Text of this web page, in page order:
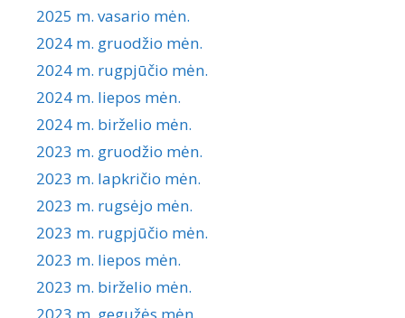
2025 m. vasario mėn.
2024 m. gruodžio mėn.
2024 m. rugpjūčio mėn.
2024 m. liepos mėn.
2024 m. birželio mėn.
2023 m. gruodžio mėn.
2023 m. lapkričio mėn.
2023 m. rugsėjo mėn.
2023 m. rugpjūčio mėn.
2023 m. liepos mėn.
2023 m. birželio mėn.
2023 m. gegužės mėn.